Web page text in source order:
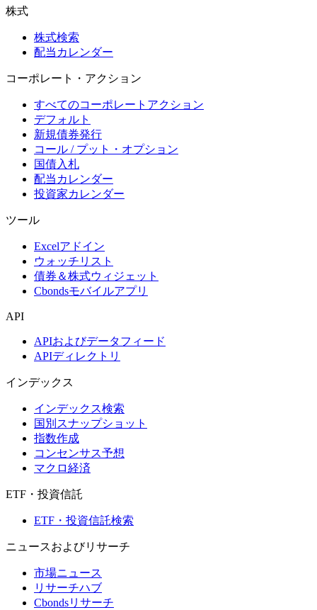
株式
株式検索
配当カレンダー
コーポレート・アクション
すべてのコーポレートアクション
デフォルト
新規債券発行
コール / プット・オプション
国債入札
配当カレンダー
投資家カレンダー
ツール
Excelアドイン
ウォッチリスト
債券＆株式ウィジェット
Cbondsモバイルアプリ
API
APIおよびデータフィード
APIディレクトリ
インデックス
インデックス検索
国別スナップショット
指数作成
コンセンサス予想
マクロ経済
ETF・投資信託
ETF・投資信託検索
ニュースおよびリサーチ
市場ニュース
リサーチハブ
Cbondsリサーチ